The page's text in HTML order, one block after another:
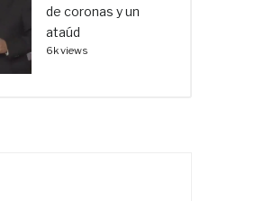
de coronas y un
ataúd
6k views